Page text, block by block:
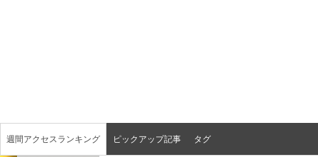
週間アクセスランキング ピックアップ記事 タグ